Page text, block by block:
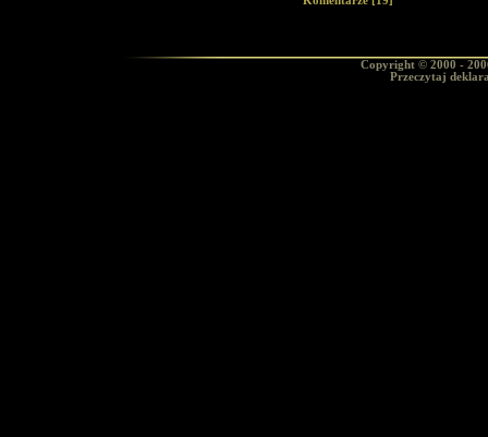
Copyright © 2000 -
Przeczytaj